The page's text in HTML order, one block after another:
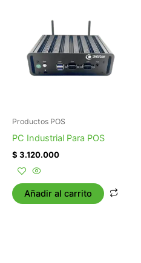
Productos POS
PC Industrial Para POS
$ 3.120.000
Añadir al carrito